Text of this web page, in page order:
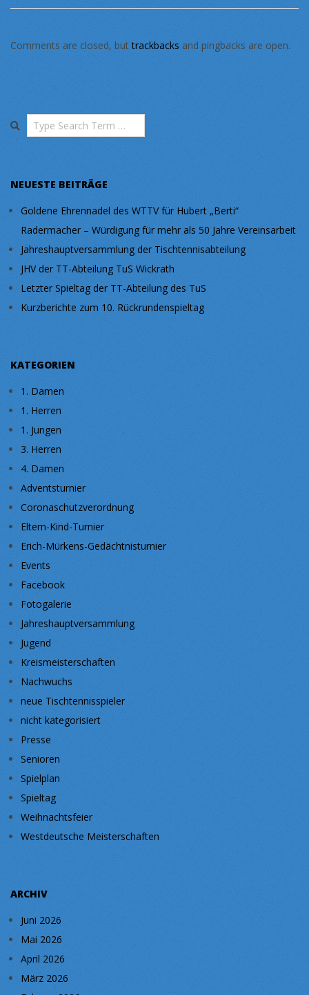
08
Comments are closed, buttrackbacks and pingbacks are open.
Search
NEUESTE BEITRÄGE
Goldene Ehrennadel des WTTV für Hubert „Berti“
Radermacher – Würdigung für mehr als 50 Jahre Vereinsarbeit
Jahreshauptversammlung der Tischtennisabteilung
JHV der TT-Abteilung TuS Wickrath
Letzter Spieltag der TT-Abteilung des TuS
Kurzberichte zum 10. Rückrundenspieltag
KATEGORIEN
1. Damen
1. Herren
1. Jungen
3. Herren
4. Damen
Adventsturnier
Coronaschutzverordnung
Eltern-Kind-Turnier
Erich-Mürkens-Gedächtnisturnier
Events
Facebook
Fotogalerie
Jahreshauptversammlung
Jugend
Kreismeisterschaften
Nachwuchs
neue Tischtennisspieler
nicht kategorisiert
Presse
Senioren
Spielplan
Spieltag
Weihnachtsfeier
Westdeutsche Meisterschaften
ARCHIV
Juni 2026
Mai 2026
April 2026
März 2026